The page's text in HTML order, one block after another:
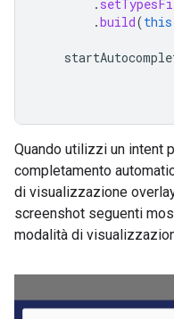
.
.build(this
Quando utilizzi un intent
completamento
di visualizzazione
screenshot seguenti
modalità di